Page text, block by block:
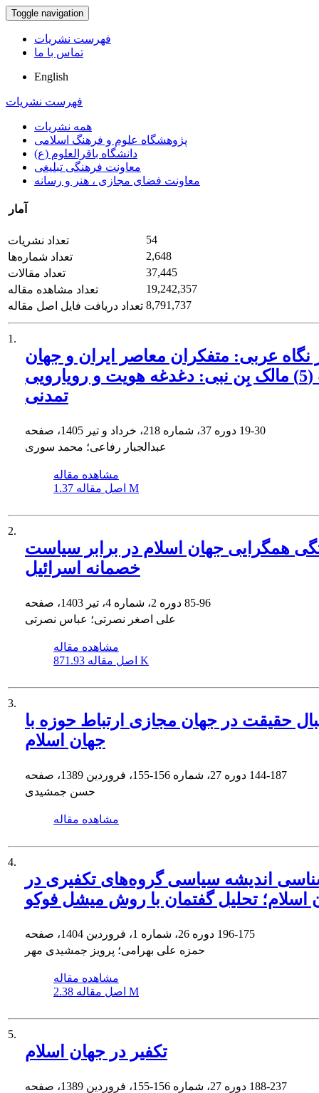
Toggle navigation
فهرست نشریات
تماس با ما
English
فهرست نشریات
همه نشریات
پژوهشگاه علوم و فرهنگ اسلامی
دانشگاه باقرالعلوم (ع)
معاونت فرهنگی تبلیغی
معاونت فضای مجازی ، هنر و رسانه
آمار
تعداد نشریات
54
تعداد شماره‌ها
2,648
تعداد مقالات
37,445
تعداد مشاهده مقاله
19,242,357
تعداد دریافت فایل اصل مقاله 8,791,737
1.
نگاه عربى: متفکران معاصر ایران و جهان
عرب (5) مالک بِن نبى: دغدغه هویت و رویارویى
تمدنى
19-30
عبدالجبار رفاعی؛ محمد سوری
مشاهده مقاله
اصل مقاله 1.37 M
2.
همگرایی جهان اسلام در برابر سیاست
خصمانه اسرائیل
85-96
علی اصغر نصرتی؛ عباس نصرتی
مشاهده مقاله
اصل مقاله 871.93 K
3.
حقیقت در جهان مجازى ارتباط حوزه با
جهان اسلام
144-187
حسن جمشیدی
مشاهده مقاله
4.
اندیشه سیاسی گروه‌های تکفیری در
اسلام؛ تحلیل گفتمان با روش میشل فوکو
196-175
حمزه علی بهرامی؛ پرویز جمشیدی مهر
مشاهده مقاله
اصل مقاله 2.38 M
5.
تکفیر در جهان اسلام
188-237